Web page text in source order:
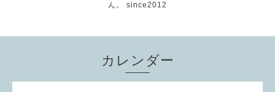
ん。 since2012
カレンダー